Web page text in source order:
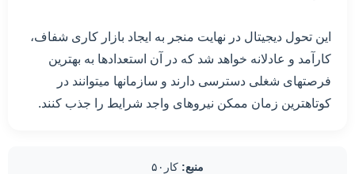
این تحول دیجیتال در نهایت منجر به ایجاد بازار کاری شفاف،
کارآمد و عادلانه خواهد شد که در آن استعدادها به بهترین
فرصتهای شغلی دسترسی دارند و سازمانها میتوانند در
کوتاهترین زمان ممکن نیروهای واجد شرایط را جذب کنند.
منبع: کار۵۰